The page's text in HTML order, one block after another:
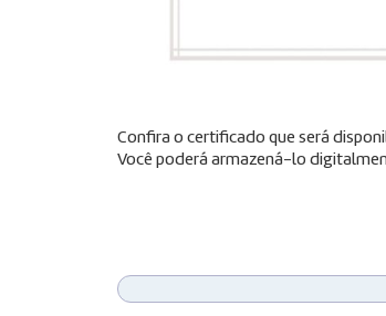
Confira o certificado que será
Você poderá armazená-lo